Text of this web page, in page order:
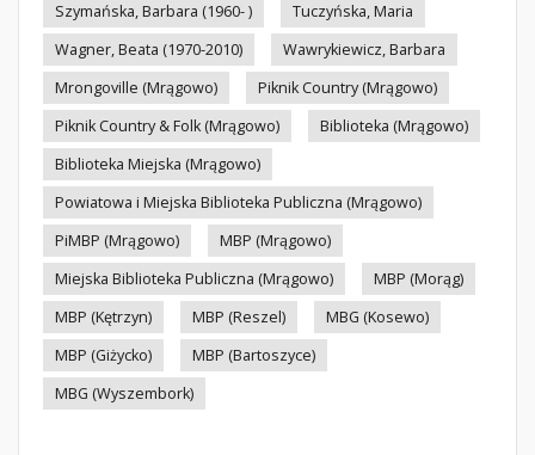
Szymańska, Barbara (1960- )
Tuczyńska, Maria
Wagner, Beata (1970-2010)
Wawrykiewicz, Barbara
Mrongoville (Mrągowo)
Piknik Country (Mrągowo)
Piknik Country & Folk (Mrągowo)
Biblioteka (Mrągowo)
Biblioteka Miejska (Mrągowo)
Powiatowa i Miejska Biblioteka Publiczna (Mrągowo)
PiMBP (Mrągowo)
MBP (Mrągowo)
Miejska Biblioteka Publiczna (Mrągowo)
MBP (Morąg)
MBP (Kętrzyn)
MBP (Reszel)
MBG (Kosewo)
MBP (Giżycko)
MBP (Bartoszyce)
MBG (Wyszembork)